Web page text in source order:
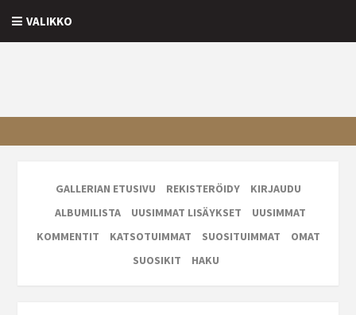
VALIKKO
GALLERIAN ETUSIVU REKISTERÖIDY
KIRJAUDU
ALBUMILISTA
UUSIMMAT LISÄYKSET
UUSIMMAT
KOMMENTIT
KATSOTUIMMAT SUOSITUIMMAT
OMAT
SUOSIKIT
HAKU